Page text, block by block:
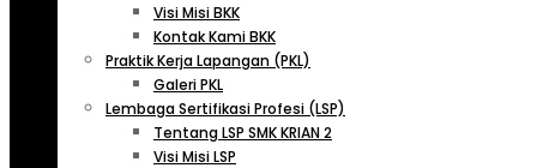
Visi Misi BKK
Kontak Kami BKK
Praktik Kerja Lapangan (PKL)
Galeri PKL
Lembaga Sertifikasi Profesi (LSP)
Tentang LSP SMK KRIAN 2
Visi Misi LSP